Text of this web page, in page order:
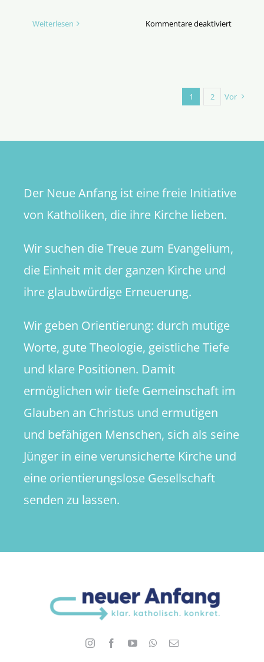
Weiterlesen Kommentare deaktiviertfür
1
2 Vor
Der Neue Anfang ist eine freie Initiative
von Katholiken, die ihre Kirche lieben.
Wir suchen die Treue zum Evangelium,
die Einheit mit der ganzen Kirche und
ihre glaubwürdige Erneuerung.
Wir geben Orientierung: durch mutige
Worte, gute Theologie, geistliche Tiefe
und klare Positionen. Damit
ermöglichen wir tiefe Gemeinschaft im
Glauben an Christus und ermutigen
und befähigen Menschen, sich als seine
Jünger in eine verunsicherte Kirche und
eine orientierungslose Gesellschaft
senden zu lassen.